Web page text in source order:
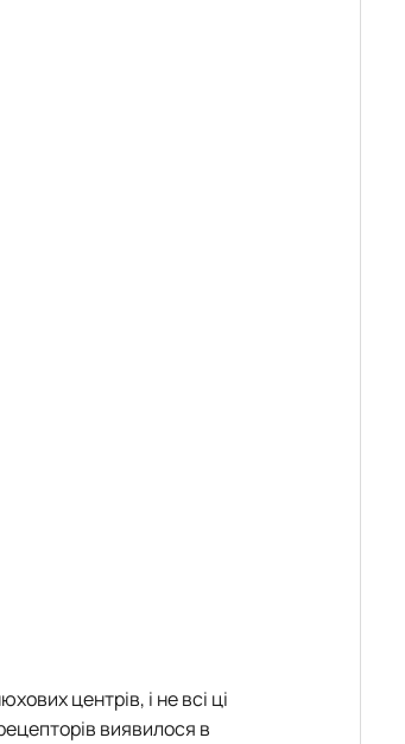
центрів, і не всі ці
виявилося в